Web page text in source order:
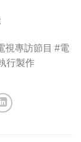
視專訪節目 #電
行製作